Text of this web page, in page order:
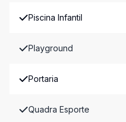
Piscina Infantil
Playground
Portaria
Quadra Esporte